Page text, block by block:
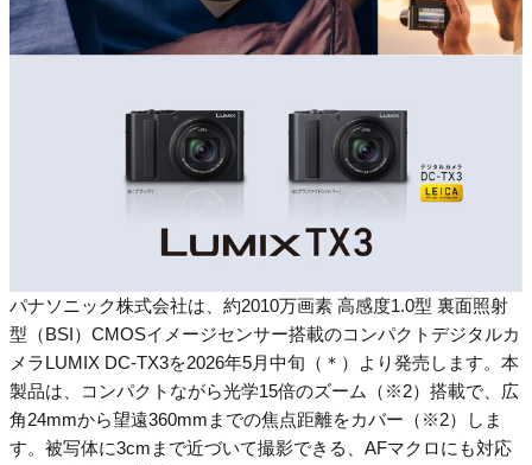
パナソニック株式会社は、約2010万画素 高感度1.0型 裏面照射
型（BSI）CMOSイメージセンサー搭載のコンパクトデジタルカ
メラLUMIX DC-TX3を2026年5月中旬（＊）より発売します。本
製品は、コンパクトながら光学15倍のズーム（※2）搭載で、広
角24mmから望遠360mmまでの焦点距離をカバー（※2）しま
す。被写体に3cmまで近づいて撮影できる、AFマクロにも対応